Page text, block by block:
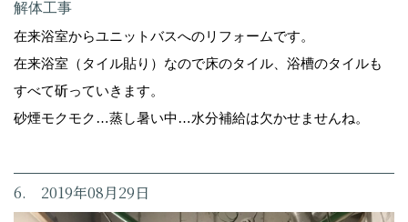
解体工事
在来浴室からユニットバスへのリフォームです。
在来浴室（タイル貼り）なので床のタイル、浴槽のタイルも
すべて斫っていきます。
砂煙モクモク…蒸し暑い中…水分補給は欠かせませんね。
6. 2019年08月29日